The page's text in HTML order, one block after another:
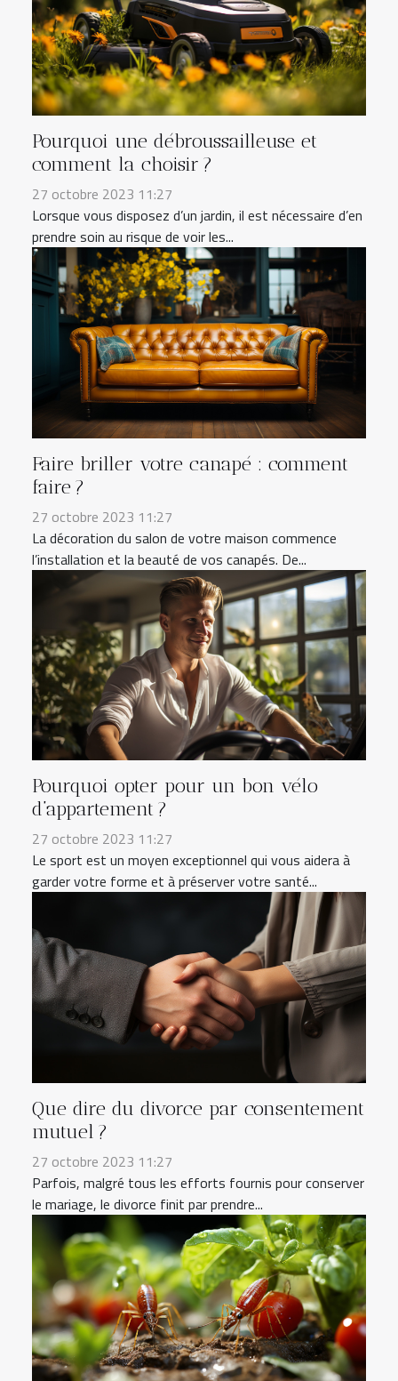
Pourquoi une débroussailleuse et
comment la choisir ?
27 octobre 2023 11:27
Lorsque vous disposez d’un jardin, il est nécessaire d’en
prendre soin au risque de voir les...
Faire briller votre canapé : comment
faire ?
27 octobre 2023 11:27
La décoration du salon de votre maison commence
l’installation et la beauté de vos canapés. De...
Pourquoi opter pour un bon vélo
d’appartement ?
27 octobre 2023 11:27
Le sport est un moyen exceptionnel qui vous aidera à
garder votre forme et à préserver votre santé...
Que dire du divorce par consentement
mutuel ?
27 octobre 2023 11:27
Parfois, malgré tous les efforts fournis pour conserver
le mariage, le divorce finit par prendre...